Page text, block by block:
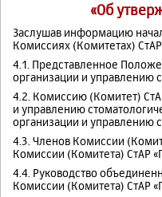
«Об
Заслушав информацию
Комиссиях (Комитетах)
4.1. Представленное
организации и управлению
4.2. Комиссию (Комитет)
и управлению
организации и управлению
4.3. Членов Комиссии
Комиссии (Комитета) СтАР
4.4. Руководство
Комиссии (Комитета) СтАР